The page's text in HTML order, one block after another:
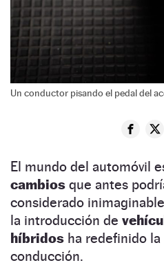
Un conductor pisando el pedal del
El mundo del automóvil
cambios que antes
considerado
la introducción de
híbridos ha redefinido
conducción.